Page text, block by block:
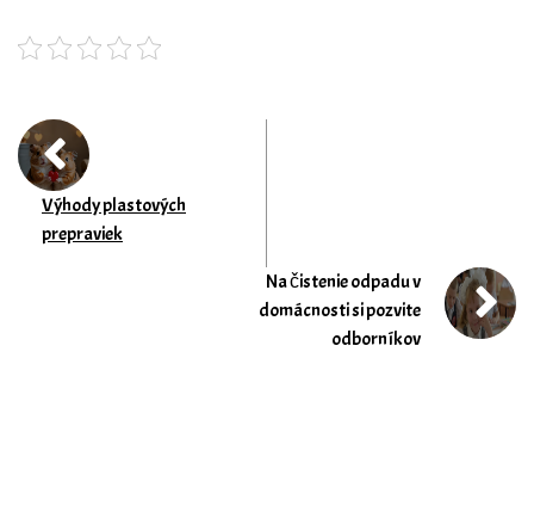
Výhody plastových
prepraviek
Na čistenie odpadu v
domácnosti si pozvite
odborníkov